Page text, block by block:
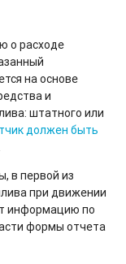
о расходе
на основе
и
штатного или
должен быть
в первой из
при движении
информацию по
формы отчета